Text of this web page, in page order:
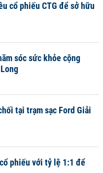
cổ phiếu CTG để sở hữu
sóc sức khỏe cộng
tại trạm sạc Ford Giải
phiếu với tỷ lệ 1:1 để